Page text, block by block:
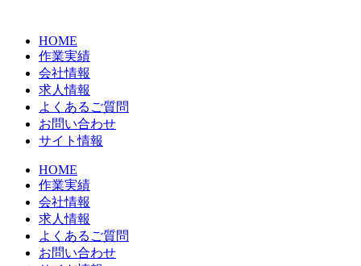
HOME
作業実績
会社情報
求人情報
よくあるご質問
お問い合わせ
サイト情報
HOME
作業実績
会社情報
求人情報
よくあるご質問
お問い合わせ